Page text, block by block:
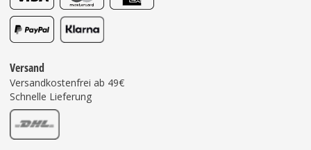
Versand
Versandkostenfrei ab 49€
Schnelle Lieferung